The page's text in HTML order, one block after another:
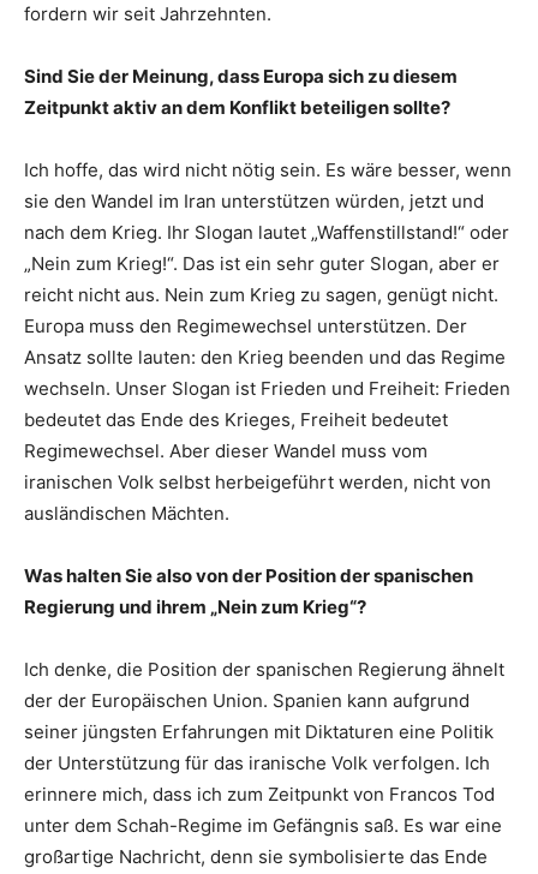
fordern wir seit Jahrzehnten.
Sind Sie der Meinung, dass Europa sich zu diesem
Zeitpunkt aktiv an dem Konflikt beteiligen sollte?
Ich hoffe, das wird nicht nötig sein. Es wäre besser, wenn
sie den Wandel im Iran unterstützen würden, jetzt und
nach dem Krieg. Ihr Slogan lautet „Waffenstillstand!“ oder
„Nein zum Krieg!“. Das ist ein sehr guter Slogan, aber er
reicht nicht aus. Nein zum Krieg zu sagen, genügt nicht.
Europa muss den Regimewechsel unterstützen. Der
Ansatz sollte lauten: den Krieg beenden und das Regime
wechseln. Unser Slogan ist Frieden und Freiheit: Frieden
bedeutet das Ende des Krieges, Freiheit bedeutet
Regimewechsel. Aber dieser Wandel muss vom
iranischen Volk selbst herbeigeführt werden, nicht von
ausländischen Mächten.
Was halten Sie also von der Position der spanischen
Regierung und ihrem „Nein zum Krieg“?
Ich denke, die Position der spanischen Regierung ähnelt
der der Europäischen Union. Spanien kann aufgrund
seiner jüngsten Erfahrungen mit Diktaturen eine Politik
der Unterstützung für das iranische Volk verfolgen. Ich
erinnere mich, dass ich zum Zeitpunkt von Francos Tod
unter dem Schah-Regime im Gefängnis saß. Es war eine
großartige Nachricht, denn sie symbolisierte das Ende